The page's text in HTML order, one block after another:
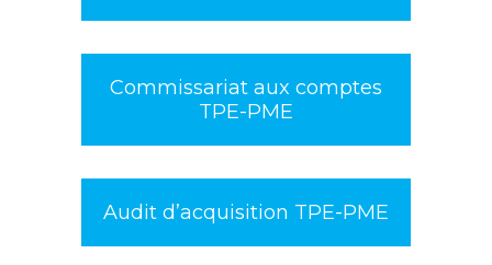
Commissariat aux comptes
TPE-PME
Audit d’acquisition TPE-PME